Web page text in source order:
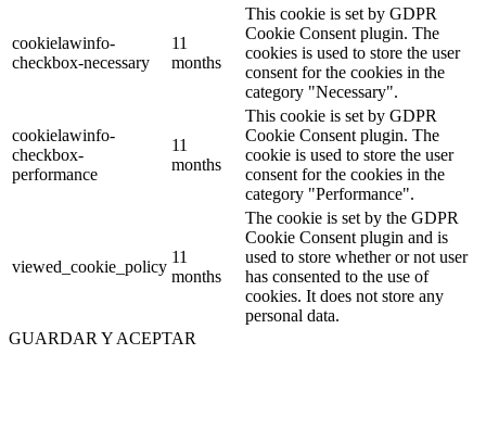
cookielawinfo-
checkbox-necessary
11
months
This cookie is set by GDPR
Cookie Consent plugin. The
cookies is used to store the user
consent for the cookies in the
category "Necessary".
cookielawinfo-
checkbox-
performance
11
months
This cookie is set by GDPR
Cookie Consent plugin. The
cookie is used to store the user
consent for the cookies in the
category "Performance".
viewed_cookie_policy
11
months
The cookie is set by the GDPR
Cookie Consent plugin and is
used to store whether or not user
has consented to the use of
cookies. It does not store any
personal data.
GUARDAR Y ACEPTAR